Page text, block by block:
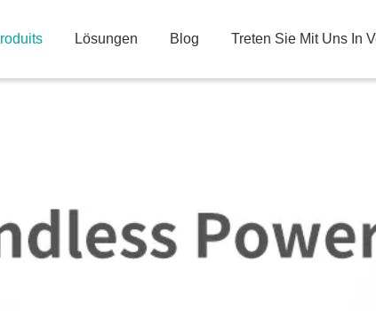
Lösungen Blog Treten Sie Mit Uns In